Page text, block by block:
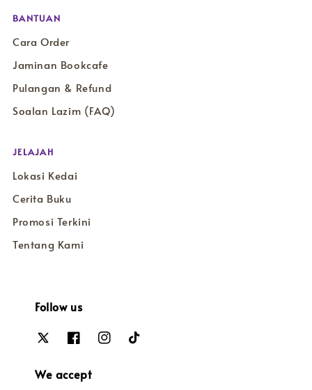
BANTUAN
Cara Order
Jaminan Bookcafe
Pulangan & Refund
Soalan Lazim (FAQ)
JELAJAH
Lokasi Kedai
Cerita Buku
Promosi Terkini
Tentang Kami
Follow us
We accept